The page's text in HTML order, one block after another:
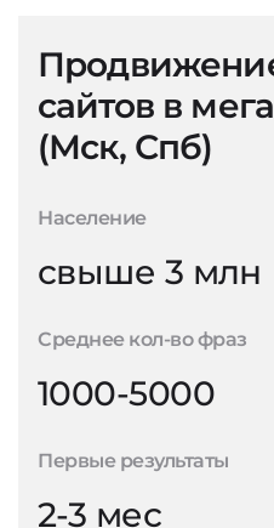
сайтов в
(Мск, Спб)
Население
свыше 3 млн
Среднее кол-во фраз
1000-5000
Первые результаты
2-3 мес